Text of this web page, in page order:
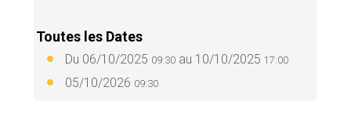
Toutes les Dates
Du 06/10/2025 09:30 au 10/10/2025 17:00
05/10/2026 09:30